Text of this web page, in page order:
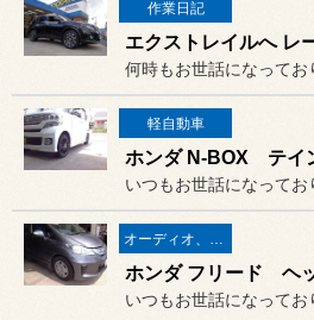
作業日記
何時もお世話になってお
軽自動車
いつもお世話になってお
オーディオ、カーナビ、モニター の取り付け
いつもお世話になってお